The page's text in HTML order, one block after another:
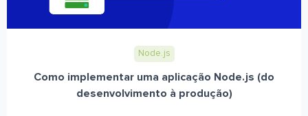
Node.js
Como implementar uma aplicação Node.js (do
desenvolvimento à produção)